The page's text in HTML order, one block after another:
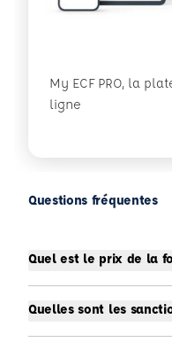
My ECF PRO, la
ligne
Questions fréquentes
Quel est le prix de la
Quelles sont les